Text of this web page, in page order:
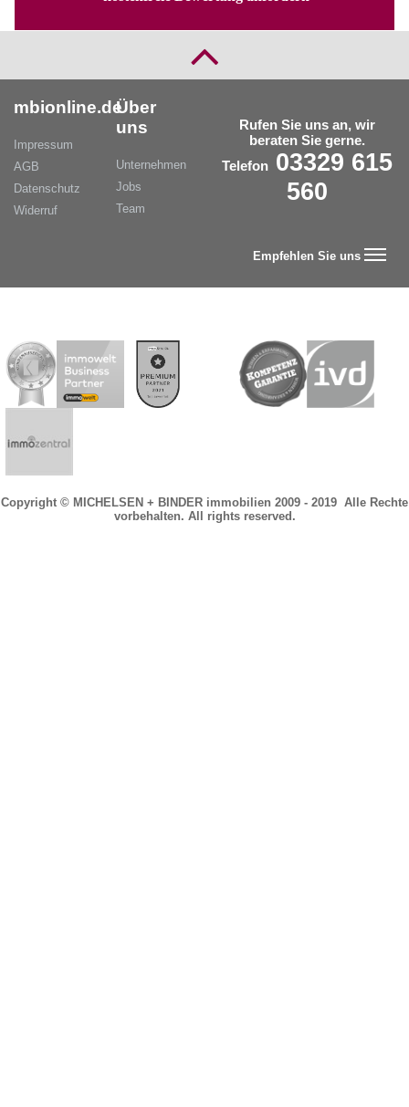
mbionline.de
Impressum
AGB
Datenschutz
Widerruf
Über
uns
Unternehmen
Jobs
Team
Rufen Sie uns an, wir
beraten Sie gerne.
Telefon03329 615
560
Empfehlen Sie uns
Copyright © MICHELSEN + BINDER immobilien 2009 - 2019 Alle Rechte
vorbehalten. All rights reserved.